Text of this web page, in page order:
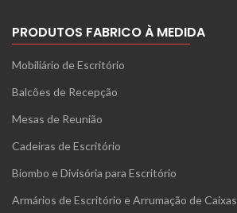
PRODUTOS FABRICO À MEDIDA
Mobiliário de Escritório
Balcões de Recepção
Mesas de Reunião
Cadeiras de Escritório
Biombo e Divisória para Escritório
Armários de Escritório e Arrumação de Caixas